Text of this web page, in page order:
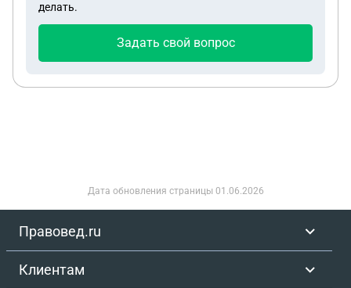
делать.
Задать свой вопрос
Дата обновления страницы 01.06.2026
Правовед.ru
Клиентам